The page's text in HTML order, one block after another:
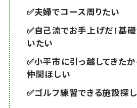
✅夫婦でコース周りたい
✅自己流でお手上げだ！基
いたい
✅小平市に引っ越してきた
仲間ほしい
✅ゴルフ練習できる施設探